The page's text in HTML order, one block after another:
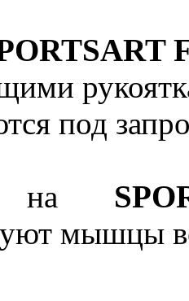
под
на
мышцы